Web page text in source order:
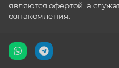
являются офертой, а
ознакомления.